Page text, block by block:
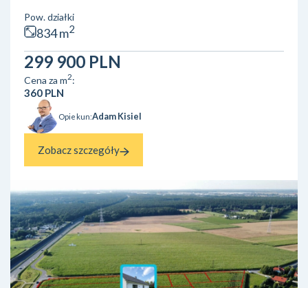
zarówno pod budowę wymarzonego domu, jak i pod
inwestycję lub prowadzenie działalności gospodarczej.
LOKALIZACJA I OTOCZENIE:• Świetny dojazd do
Poznania oraz Kórnika dzięki bezpośredniemu sąsiedztwu
trasy S11.• Bliskość natury i rekreacji – w sąsiedztwie
tereny zielone ora...
Pow. działki
834 m2
299 900 PLN
Cena za m2:
360 PLN
Opiekun:Adam Kisiel
Zobacz szczegóły